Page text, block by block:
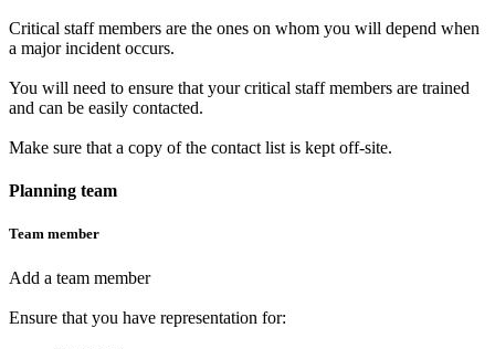
Critical staff members are the ones on whom you will depend when
a major incident occurs.
You will need to ensure that your critical staff members are trained
and can be easily contacted.
Make sure that a copy of the contact list is kept off-site.
Planning team
Team member
Add a team member
Ensure that you have representation for: